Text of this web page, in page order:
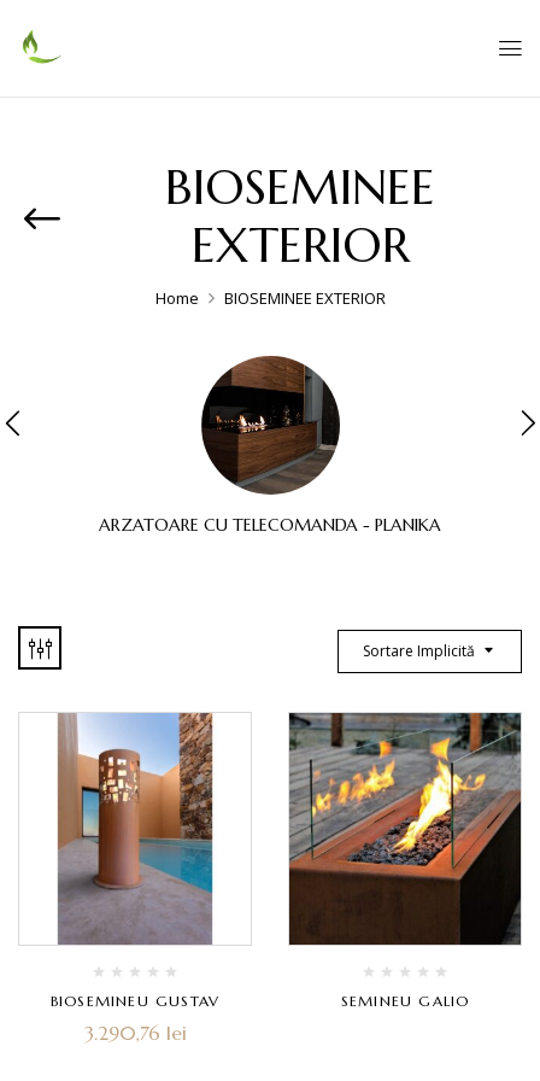
BIOSEMINEE
EXTERIOR
Home BIOSEMINEE EXTERIOR
ARZATOARE CU TELECOMANDA - PLANIKA
Sortare Implicită
BIOSEMINEU GUSTAV
3.290,76 lei
SEMINEU GALIO